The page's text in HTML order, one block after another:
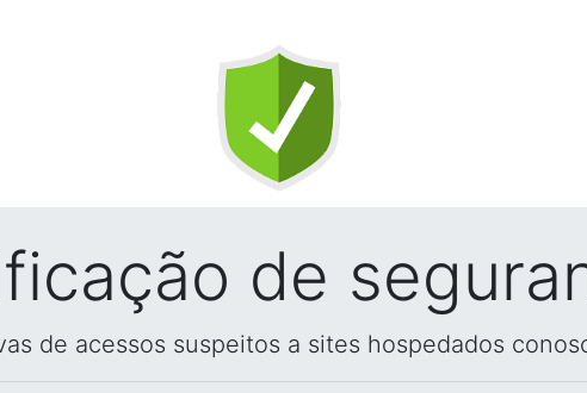
de
de acessos suspeitos a sites hospedados